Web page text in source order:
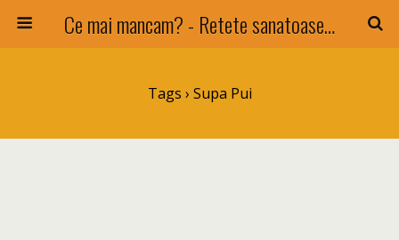
Ce mai mancam? - Retete sanatoase si nu numai !
Tags › Supa Pui